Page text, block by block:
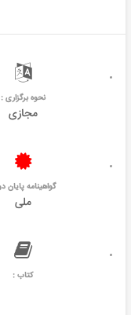
نحوه برگزاری :
مجازی
گواهینامه پایان
ملی
کتاب :